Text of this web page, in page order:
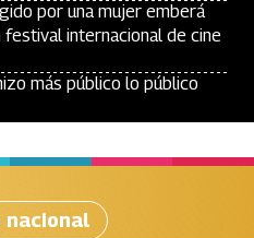
por una mujer emberá
internacional de cine
más público lo público
nacional